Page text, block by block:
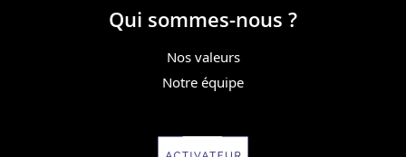
Qui sommes-nous ?
Nos valeurs
Notre équipe